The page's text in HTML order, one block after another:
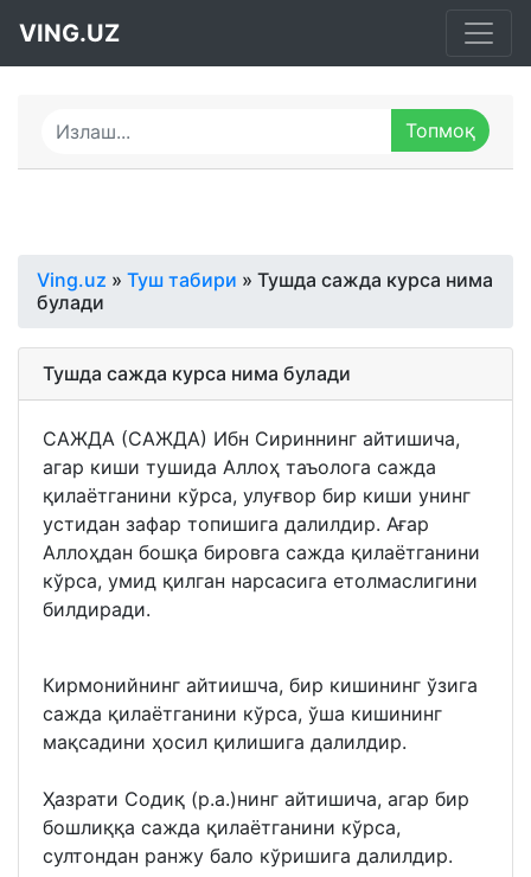
VING.UZ
Ving.uz » Туш табири » Тушда сажда курса нима
булади
Тушда сажда курса нима булади
САЖДА (САЖДА) Ибн Сириннинг айтишича,
агар киши тушида Аллоҳ таъолога сажда
қилаётганини кўрса, улуғвор бир киши унинг
устидан зафар топишига далилдир. Ағар
Аллоҳдан бошқа бировга сажда қилаётганини
кўрса, умид қилган нарсасига етолмаслигини
билдиради.
Кирмонийнинг айтиишча, бир кишининг ўзига
сажда қилаётганини кўрса, ўша кишининг
мақсадини ҳосил қилишига далилдир.
Ҳазрати Содиқ (р.а.)нинг айтишича, агар бир
бошлиққа сажда қилаётганини кўрса,
султондан ранжу бало кўришига далилдир.